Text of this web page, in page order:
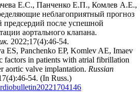
Е.С., Панченко Е.П., Комлев А.Е.,
неблагоприятный прогноз
после успешной
аортального клапана.
2022;17(4):46‑54.
ES, Panchenko EP, Komlev AE, Imaev
factors in patients with atrial fibrillation
aortic valve implantation. Russian
(In Russ.)